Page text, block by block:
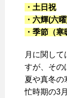
・土日祝
・六輝(六
・季節（寒
月に関し
すが、その
夏や真冬の
忙時期の3